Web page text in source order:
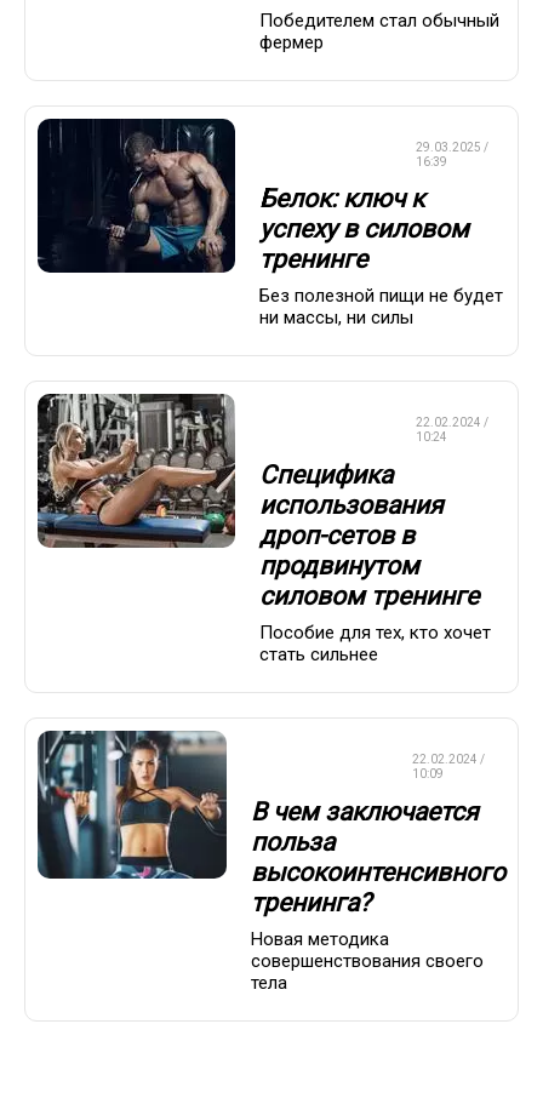
Победителем стал обычный
фермер
29.03.2025 /
16:39
Белок: ключ к
успеху в силовом
тренинге
Без полезной пищи не будет
ни массы, ни силы
22.02.2024 /
10:24
Специфика
использования
дроп-сетов в
продвинутом
силовом тренинге
Пособие для тех, кто хочет
стать сильнее
22.02.2024 /
10:09
В чем заключается
польза
высокоинтенсивного
тренинга?
Новая методика
совершенствования своего
тела